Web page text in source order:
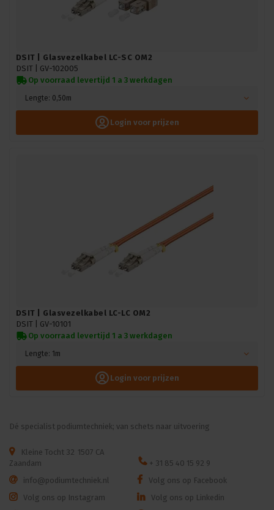
DSIT | Glasvezelkabel LC-SC OM2
DSIT | GV-102005
Op voorraad levertijd 1 a 3 werkdagen
Lengte: 0,50m
Login voor prijzen
DSIT | Glasvezelkabel LC-LC OM2
DSIT | GV-10101
Op voorraad levertijd 1 a 3 werkdagen
Lengte: 1m
Login voor prijzen
Dé specialist podiumtechniek; van schets naar uitvoering
Kleine Tocht 32 1507 CA
Zaandam
+ 31 85 40 15 92 9
info@podiumtechniek.nl
Volg ons op Facebook
Volg ons op Instagram
Volg ons op Linkedin